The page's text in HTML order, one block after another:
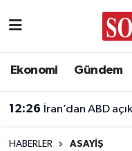
Ekonomi Gündem
12:26 İran’dan ABD
HABERLER ASAYIŞ
Asayiş
Ankara Nöbetçi